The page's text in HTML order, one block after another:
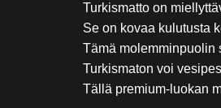
Turkismatto on
Se on kovaa kulutusta
Tämä molemminpuolin
Turkismaton voi
Tällä premium-luokan